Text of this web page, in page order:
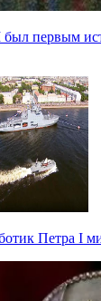
первым
Петра I